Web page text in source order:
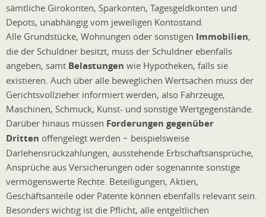
sämtliche Girokonten, Sparkonten, Tagesgeldkonten und
Depots, unabhängig vom jeweiligen Kontostand.
Alle Grundstücke, Wohnungen oder sonstigen Immobilien,
die der Schuldner besitzt, muss der Schuldner ebenfalls
angeben, samt Belastungen wie Hypotheken, falls sie
existieren. Auch über alle beweglichen Wertsachen muss der
Gerichtsvollzieher informiert werden, also Fahrzeuge,
Maschinen, Schmuck, Kunst- und sonstige Wertgegenstände.
Darüber hinaus müssen Forderungen gegenüber
Dritten offengelegt werden − beispielsweise
Darlehensrückzahlungen, ausstehende Erbschaftsansprüche,
Ansprüche aus Versicherungen oder sogenannte sonstige
vermögenswerte Rechte. Beteiligungen, Aktien,
Geschäftsanteile oder Patente können ebenfalls relevant sein.
Besonders wichtig ist die Pflicht, alle entgeltlichen